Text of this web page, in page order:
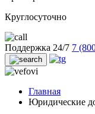
Круглосуточно
Поддержка 24/7 7
Главная
Юридические